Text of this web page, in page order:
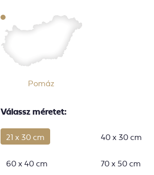
Pomáz
Válassz méretet:
21 x 30 cm 40 x 30 cm
60 x 40 cm 70 x 50 cm